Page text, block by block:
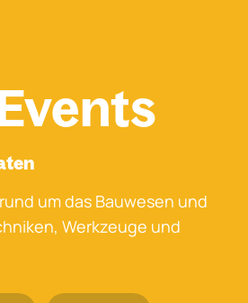
um das Bauwesen und
Werkzeuge und